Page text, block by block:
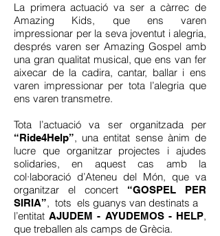
La primera actuació va ser a càrrec de
Amazing Kids, que ens varen
impressionar per la seva joventut i alegria,
després varen ser Amazing Gospel amb
una gran qualitat musical, que ens van fer
aixecar de la cadira, cantar, ballar i ens
varen impressionar per tota l’alegria que
ens varen transmetre.
Tota l’actuació va ser organitzada per
“Ride4Help”, una entitat sense ànim de
lucre que organitzar projectes i ajudes
solidaries, en aquest cas amb la
col·laboració d’Ateneu del Món, que va
organitzar el concert
“GOSPEL PER
SIRIA”, tots els guanys van destinats a
l’entitatAJUDEM - AYUDEMOS - HELP,
que treballen als camps de Grècia.